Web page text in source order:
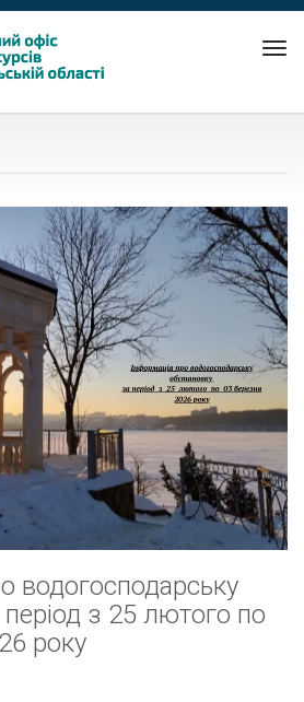
водогосподарську
з 25 лютого по
року